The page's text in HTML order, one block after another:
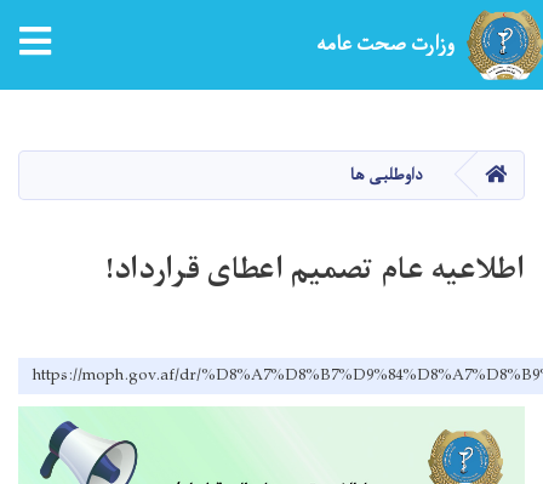
content
وزارت صحت عامه
HOME داوطلبی ها
اطلاعیه عام تصمیم اعطای قرارداد!
https://moph.gov.af/dr/